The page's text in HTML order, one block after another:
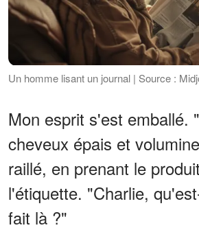
Un homme lisant un journal | Source :
Mon esprit s'est emballé.
cheveux épais et
raillé, en prenant le
l'étiquette. "Charlie,
fait là ?"